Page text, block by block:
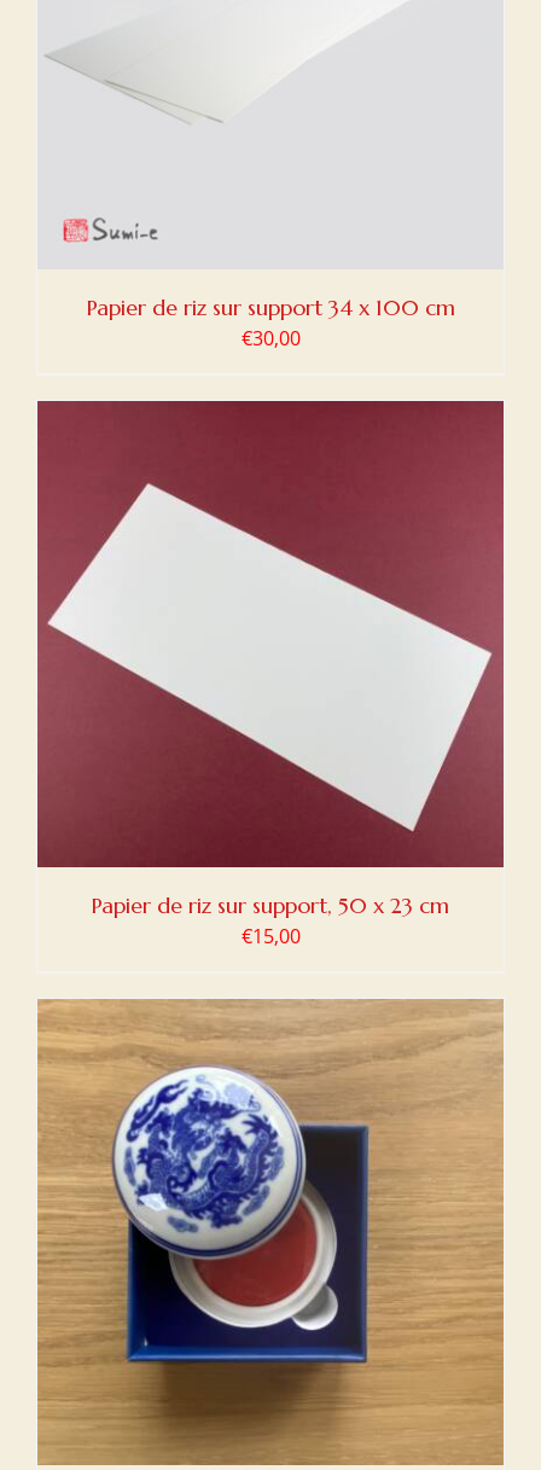
Papier de riz sur support 34 x 100 cm
€30,00
Papier de riz sur support, 50 x 23 cm
€15,00